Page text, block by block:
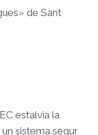
de Sant
estalvia la
sistema segur